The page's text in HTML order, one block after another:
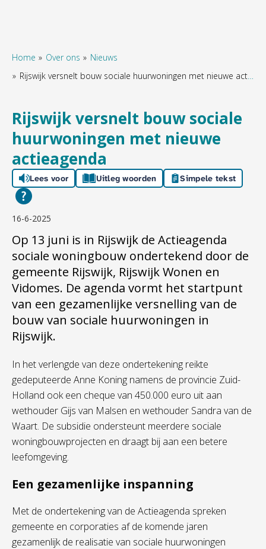
Home Over ons
Nieuws
Rijswijk versnelt bouw sociale huurwoningen met nieuwe actieagenda
Rijswijk versnelt bouw sociale
huurwoningen met nieuwe
actieagenda
Lees voor Uitleg woorden Simpele tekst
16-6-2025
Op 13 juni is in Rijswijk de Actieagenda
sociale woningbouw ondertekend door de
gemeente Rijswijk, Rijswijk Wonen en
Vidomes. De agenda vormt het startpunt
van een gezamenlijke versnelling van de
bouw van sociale huurwoningen in
Rijswijk.
In het verlengde van deze ondertekening reikte
gedeputeerde Anne Koning namens de provincie Zuid-
Holland ook een cheque van 450.000 euro uit aan
wethouder Gijs van Malsen en wethouder Sandra van de
Waart. De subsidie ondersteunt meerdere sociale
woningbouwprojecten en draagt bij aan een betere
leefomgeving.
Een gezamenlijke inspanning
Met de ondertekening van de Actieagenda spreken
gemeente en corporaties af de komende jaren
gezamenlijk de realisatie van sociale huurwoningen